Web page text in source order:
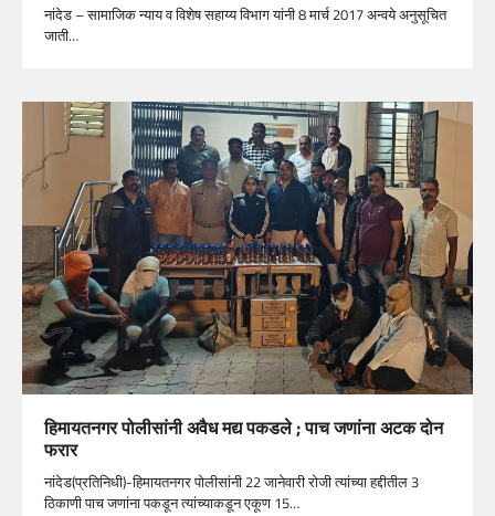
नांदेड – सामाजिक न्याय व विशेष सहाय्य विभाग यांनी 8 मार्च 2017 अन्वये अनुसूचित
जाती…
हिमायतनगर पोलीसांनी अवैध मद्य पकडले ; पाच जणांना अटक दोन
फरार
नांदेड(प्रतिनिधी)-हिमायतनगर पोलीसांनी 22 जानेवारी रोजी त्यांच्या हद्दीतील 3
ठिकाणी पाच जणांना पकडून त्यांच्याकडून एकूण 15…